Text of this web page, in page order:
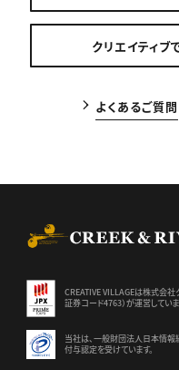
クリエイティブ
よくあるご質問
CREATIVE VILLAGEは株式会社
証券コード4763）が運営していま
当社は、一般財団法人日本情報
付与認定を受けています。